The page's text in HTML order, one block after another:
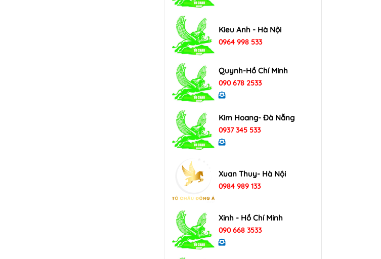
Kieu Anh - Hà Nội
0964 998 533
Quynh-Hồ Chí Minh
090 678 2533
Kim Hoang- Đà Nẵng
0937 345 533
Xuan Thuy- Hà Nội
0984 989 133
Xinh - Hồ Chí Minh
090 668 3533